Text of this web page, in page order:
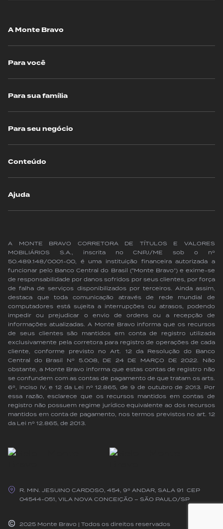
A Monte Bravo
Para você
Para sua família
Para seu negócio
Conteúdo
Ajuda
A MONTE BRAVO CORRETORA DE TÍTULOS E VALORES
MOBILIÁRIOS S.A., inscrita no CNPJ/ME sob o nº
50.489.148/0001-00, é uma instituição financeira autorizada a
funcionar pelo Banco Central do Brasil (“Monte Bravo”) e exime-se
de responsabilidade por danos sofridos por seus clientes, por força
de falha de serviços disponibilizados por terceiros. Ainda assim,
destaca que toda comunicação através de rede mundial de
computadores está sujeita a interrupções ou atrasos, podendo
impedir ou prejudicar o envio de ordens ou a recepção de
informações atualizadas. A Monte Bravo informa que os recursos
de seus clientes são mantidos em conta de registro utilizada
exclusivamente pela corretora para registro de operações de cada
cliente, conforme previsto no Art. 12 da Resolução do Banco
Central do Brasil Nº 5.008, DE 24 DE MARÇO DE 2022. Não
obstante, a Monte Bravo informa que estas contas de registro não
se confundem com as contas de pagamento de que tratam os arts.
6º, inciso IV, e 12 da Lei nº 12.865, de 9 de outubro de 2013. Por
essa razão, esclarece que os recursos mantidos em contas de
registro não possuem regime jurídico equivalente ao dos recursos
mantidos em conta de pagamento, nos termos previstos no art. 12
da Lei nº 12.865, de 2013.
R. MIN. JESUINO CARDOSO, 454, 9º ANDAR, SALA 91 CEP
04544-051, VILA NOVA CONCEIÇÃO – SÃO PAULO/SP
2025 Monte Bravo | Todos os direitos reservados